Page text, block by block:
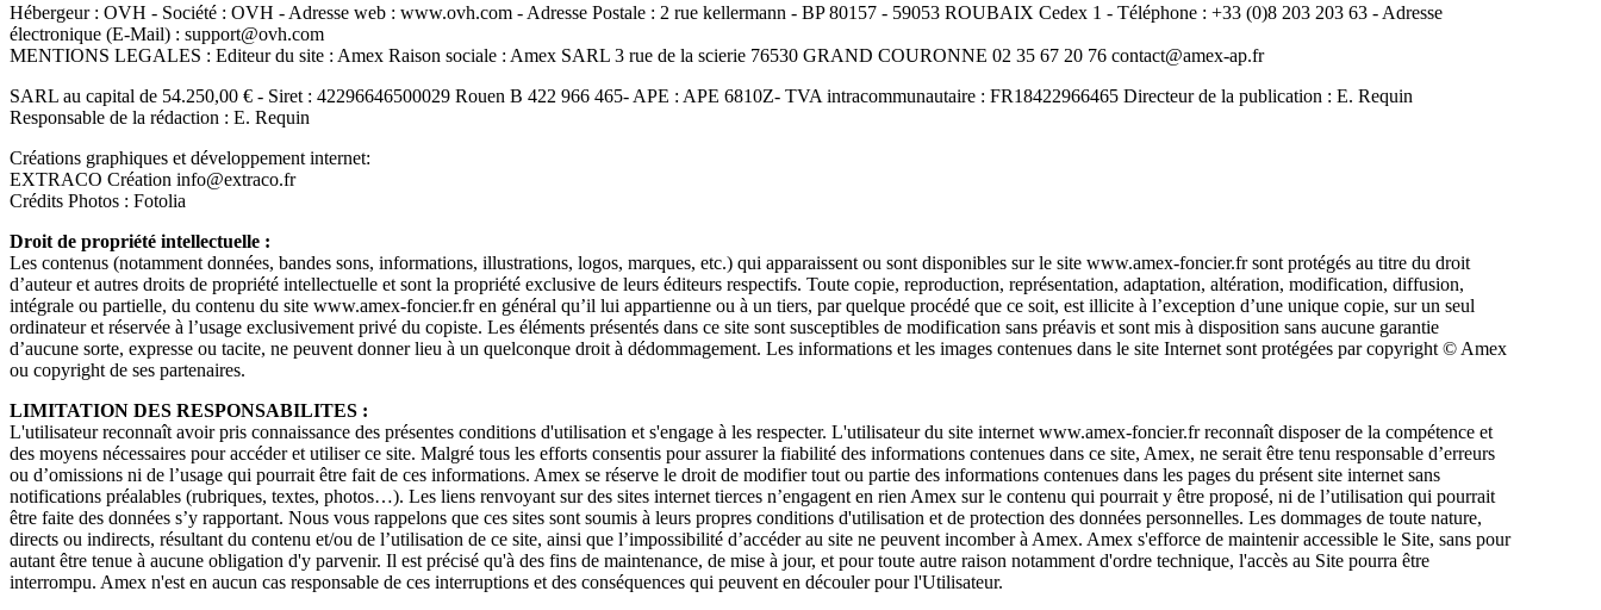
Hébergeur : OVH - Société : OVH - Adresse web : www.ovh.com - Adresse Postale : 2 rue kellermann - BP 80157 - 59053 ROUBAIX Cedex 1 - Téléphone : +33 (0)8 203 203 63 - Adresse
électronique (E-Mail) : support@ovh.com
MENTIONS LEGALES : Editeur du site : Amex Raison sociale : Amex SARL 3 rue de la scierie 76530 GRAND COURONNE 02 35 67 20 76 contact@amex-ap.fr
SARL au capital de 54.250,00 € - Siret : 42296646500029 Rouen B 422 966 465- APE : APE 6810Z- TVA intracommunautaire : FR18422966465 Directeur de la publication : E. Requin
Responsable de la rédaction : E. Requin
Créations graphiques et développement internet:
EXTRACO Création info@extraco.fr
Crédits Photos : Fotolia
Droit de propriété intellectuelle :
Les contenus (notamment données, bandes sons, informations, illustrations, logos, marques, etc.) qui apparaissent ou sont disponibles sur le site www.amex-foncier.fr sont protégés au titre du droit
d’auteur et autres droits de propriété intellectuelle et sont la propriété exclusive de leurs éditeurs respectifs. Toute copie, reproduction, représentation, adaptation, altération, modification, diffusion,
intégrale ou partielle, du contenu du site www.amex-foncier.fr en général qu’il lui appartienne ou à un tiers, par quelque procédé que ce soit, est illicite à l’exception d’une unique copie, sur un seul
ordinateur et réservée à l’usage exclusivement privé du copiste. Les éléments présentés dans ce site sont susceptibles de modification sans préavis et sont mis à disposition sans aucune garantie
d’aucune sorte, expresse ou tacite, ne peuvent donner lieu à un quelconque droit à dédommagement. Les informations et les images contenues dans le site Internet sont protégées par copyright © Amex
ou copyright de ses partenaires.
LIMITATION DES RESPONSABILITES :
L'utilisateur reconnaît avoir pris connaissance des présentes conditions d'utilisation et s'engage à les respecter. L'utilisateur du site internet www.amex-foncier.fr reconnaît disposer de la compétence et
des moyens nécessaires pour accéder et utiliser ce site. Malgré tous les efforts consentis pour assurer la fiabilité des informations contenues dans ce site, Amex, ne serait être tenu responsable d’erreurs
ou d’omissions ni de l’usage qui pourrait être fait de ces informations. Amex se réserve le droit de modifier tout ou partie des informations contenues dans les pages du présent site internet sans
notifications préalables (rubriques, textes, photos…). Les liens renvoyant sur des sites internet tierces n’engagent en rien Amex sur le contenu qui pourrait y être proposé, ni de l’utilisation qui pourrait
être faite des données s’y rapportant. Nous vous rappelons que ces sites sont soumis à leurs propres conditions d'utilisation et de protection des données personnelles. Les dommages de toute nature,
directs ou indirects, résultant du contenu et/ou de l’utilisation de ce site, ainsi que l’impossibilité d’accéder au site ne peuvent incomber à Amex. Amex s'efforce de maintenir accessible le Site, sans pour
autant être tenue à aucune obligation d'y parvenir. Il est précisé qu'à des fins de maintenance, de mise à jour, et pour toute autre raison notamment d'ordre technique, l'accès au Site pourra être
interrompu. Amex n'est en aucun cas responsable de ces interruptions et des conséquences qui peuvent en découler pour l'Utilisateur.